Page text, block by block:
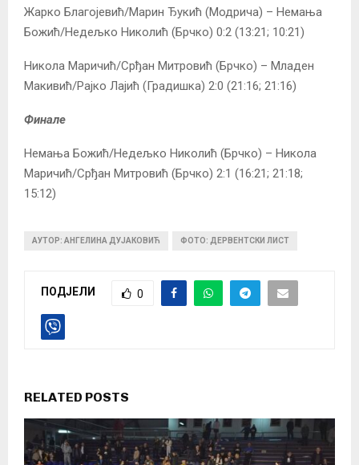
Жарко Благојевић/Марин Ђукић (Модрича) – Немања
Божић/Недељко Николић (Брчко) 0:2 (13:21; 10:21)
Никола Маричић/Срђан Митровић (Брчко) – Младен
Макивић/Рајко Лајић (Градишка) 2:0 (21:16; 21:16)
Финале
Немања Божић/Недељко Николић (Брчко) – Никола
Маричић/Срђан Митровић (Брчко) 2:1 (16:21; 21:18;
15:12)
АУТОР: АНГЕЛИНА ДУЈАКОВИЋ ФОТО: ДЕРВЕНТСКИ ЛИСТ
ПОДЈЕЛИ 0
RELATED POSTS